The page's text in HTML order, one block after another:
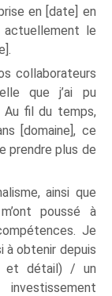
en [date] en
actuellement le
collaborateurs
que j’ai pu
Au fil du temps,
[domaine], ce
prendre plus de
ainsi que
poussé à
Je
à obtenir depuis
et détail) / un